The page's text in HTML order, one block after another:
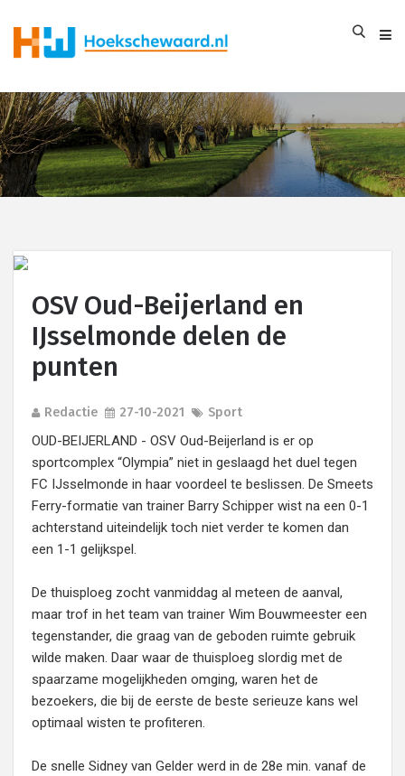
OSV Oud-Beijerland en
IJsselmonde delen de
punten
Redactie 27-10-2021 Sport
OUD-BEIJERLAND - OSV Oud-Beijerland is er op
sportcomplex “Olympia” niet in geslaagd het duel tegen
FC IJsselmonde in haar voordeel te beslissen. De Smeets
Ferry-formatie van trainer Barry Schipper wist na een 0-1
achterstand uiteindelijk toch niet verder te komen dan
een 1-1 gelijkspel.
De thuisploeg zocht vanmiddag al meteen de aanval,
maar trof in het team van trainer Wim Bouwmeester een
tegenstander, die graag van de geboden ruimte gebruik
wilde maken. Daar waar de thuisploeg slordig met de
spaarzame mogelijkheden omging, waren het de
bezoekers, die bij de eerste de beste serieuze kans wel
optimaal wisten te profiteren.
De snelle Sidney van Gelder werd in de 28e min. vanaf de